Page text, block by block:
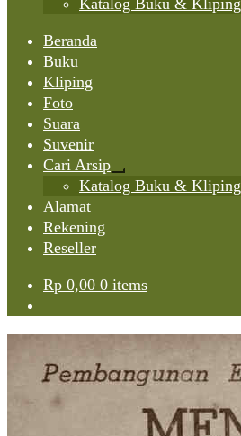
Katalog Buku & Kliping
Beranda
Buku
Kliping
Foto
Suara
Suvenir
Cari Arsip
Expand
child
Katalog Buku & Kliping
Alamat
Rekening
Reseller
Rp 0,00 0 items